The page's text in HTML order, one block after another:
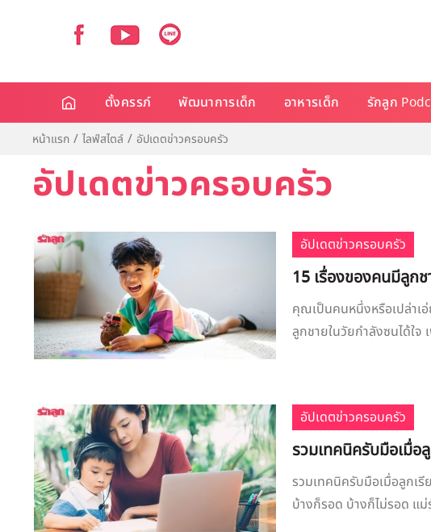
ตั้งครรภ์ พัฒนาการเด็ก อาหารเด็ก รักลูก
หน้าแรก ไลฟ์สไตล์ อัปเดตข่าวครอบครัว
อัปเดตข่าวครอบครัว
อัปเดตข่าวครอบครัว
15 เรื่องของคนมีลูก
คุณเป็นคนหนึ่งหรือเปล่าเ
ลูกชายในวัยกำลังซนได้ใ
อัปเดตข่าวครอบครัว
รวมเทคนิครับมือเมื่
รวมเทคนิครับมือเมื่อลูกเ
บ้างก็รอด บ้างก็ไม่รอด แ